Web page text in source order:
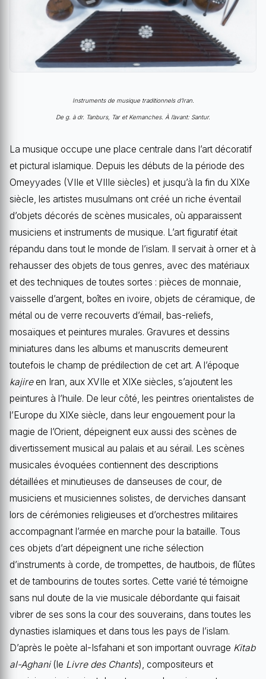
Instruments de musique traditionnels d’Iran.
De g. à dr. Tanburs, Tar et Kemanches. À l’avant: Santur.
La musique occupe une place centrale dans l’art décoratif
et pictural islamique. Depuis les débuts de la période des
Omeyyades (VIIe et VIIIe siècles) et jusqu’à la fin du XIXe
siècle, les artistes musulmans ont créé un riche éventail
d’objets décorés de scènes musicales, où apparaissent
musiciens et instruments de musique. L’art figuratif était
répandu dans tout le monde de l’islam. Il servait à orner et à
rehausser des objets de tous genres, avec des matériaux
et des techniques de toutes sortes : pièces de monnaie,
vaisselle d’argent, boîtes en ivoire, objets de céramique, de
métal ou de verre recouverts d’émail, bas-reliefs,
mosaïques et peintures murales. Gravures et dessins
miniatures dans les albums et manuscrits demeurent
toutefois le champ de prédilection de cet art. A l’époque
kajire en Iran, aux XVIIe et XIXe siècles, s’ajoutent les
peintures à l’huile. De leur côté, les peintres orientalistes de
l’Europe du XIXe siècle, dans leur engouement pour la
magie de l’Orient, dépeignent eux aussi des scènes de
divertissement musical au palais et au sérail. Les scènes
musicales évoquées contiennent des descriptions
détaillées et minutieuses de danseuses de cour, de
musiciens et musiciennes solistes, de derviches dansant
lors de cérémonies religieuses et d’orchestres militaires
accompagnant l’armée en marche pour la bataille. Tous
ces objets d’art dépeignent une riche sélection
d’instruments à corde, de trompettes, de hautbois, de flûtes
et de tambourins de toutes sortes. Cette varié té témoigne
sans nul doute de la vie musicale débordante qui faisait
vibrer de ses sons la cour des souverains, dans toutes les
dynasties islamiques et dans tous les pays de l’islam.
D’après le poète al-Isfahani et son important ouvrage Kitab
al-Aghani(le Livre des Chants), compositeurs et